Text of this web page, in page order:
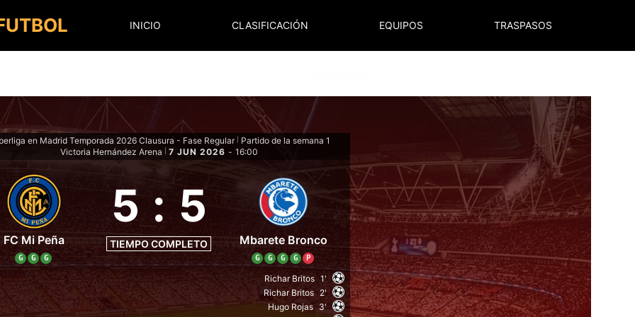
INICIO CLASIFICACIÓN EQUIPOS TRASPASOS
en Madrid Temporada 2026 Clausura - Fase Regular
Partido de la semana 1
Victoria Hernández Arena
7 JUN 2026 - 16:00
FC Mi Peña
G G G
5 : 5
TIEMPO COMPLETO Mbarete Bronco
G G G G P
Richar Britos 1'
Richar Britos 2'
Hugo Rojas 3'